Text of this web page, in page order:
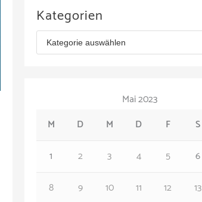
hKategorien
Mai 2023
M
D M D F S
1
2 3 4 5 6
8
9 10 11 12 13